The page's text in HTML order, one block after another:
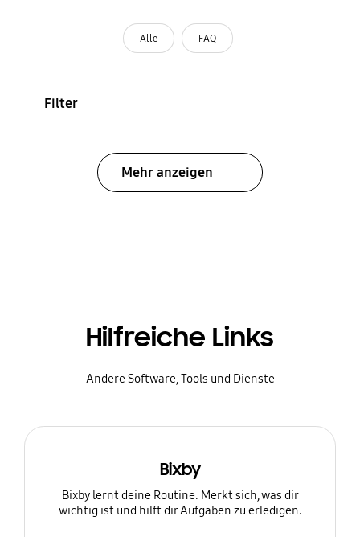
Alle FAQ
Filter
Mehr anzeigen
Hilfreiche Links
Andere Software, Tools und Dienste
Bixby
Bixby lernt deine Routine. Merkt sich, was dir
wichtig ist und hilft dir Aufgaben zu erledigen.